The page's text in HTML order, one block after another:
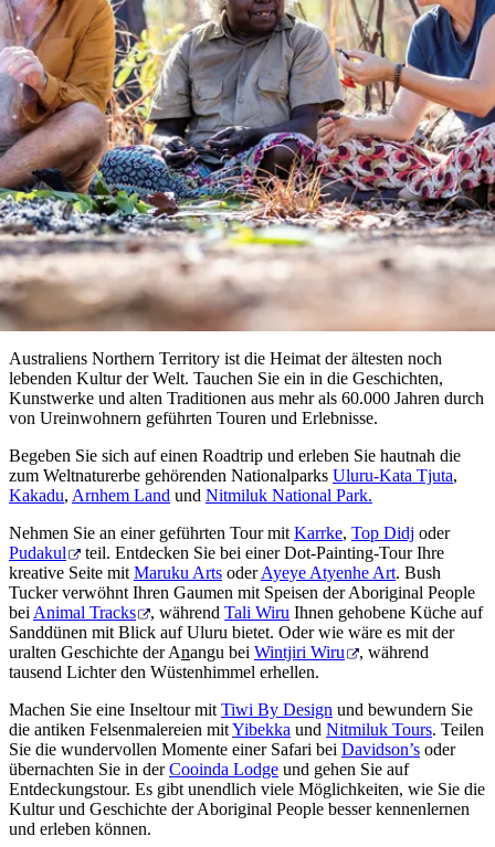
Outback
und
outdoor
Nach
Region
erkunden
Devils
Marbles
Maguk
/
West-
MacDonnell-
Nationalpark
Aktivitäten
Reisetyp
Top
10
Listen
Reiseplanung
Praktische
Infos
Planungstools
Suche:
up
Einblicke in die Kultur der
Aboriginal People
Australiens Northern Territory ist die Heimat der ältesten noch
lebenden Kultur der Welt. Tauchen Sie ein in die Geschichten,
Kunstwerke und alten Traditionen aus mehr als 60.000 Jahren durch
von Ureinwohnern geführten Touren und Erlebnisse.
Begeben Sie sich auf einen Roadtrip und erleben Sie hautnah die
zum Weltnaturerbe gehörenden Nationalparks Uluru-Kata Tjuta,
Kakadu, Arnhem Land und Nitmiluk National Park.
Nehmen Sie an einer geführten Tour mit Karrke, Top Didj oder
Pudakul
teil. Entdecken Sie bei einer Dot-Painting-Tour Ihre
kreative Seite mit Maruku Arts oderAyeye Atyenhe Art. Bush
Tucker verwöhnt Ihren Gaumen mit Speisen der Aboriginal People
bei Animal Tracks , währendTali Wiru Ihnen gehobene Küche auf
Sanddünen mit Blick auf Uluru bietet. Oder wie wäre es mit der
uralten Geschichte der Anangu bei Wintjiri Wiru
, während
tausend Lichter den Wüstenhimmel erhellen.
Machen Sie eine Inseltour mit Tiwi By Design und bewundern Sie
die antiken Felsenmalereien mitYibekka und Nitmiluk Tours. Teilen
Sie die wundervollen Momente einer Safari bei Davidson’s oder
übernachten Sie in derCooinda Lodge und gehen Sie auf
Entdeckungstour. Es gibt unendlich viele Möglichkeiten, wie Sie die
Kultur und Geschichte der Aboriginal People besser kennenlernen
und erleben können.